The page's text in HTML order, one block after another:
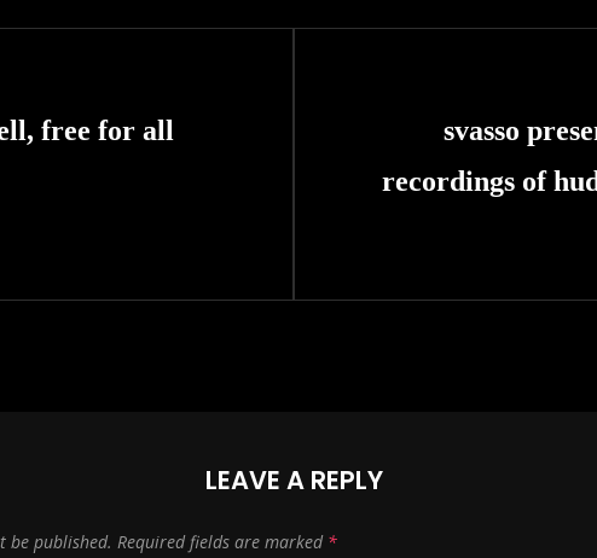
free for all
svasso
recordings of
LEAVE A REPLY
be published. Required fields are marked *